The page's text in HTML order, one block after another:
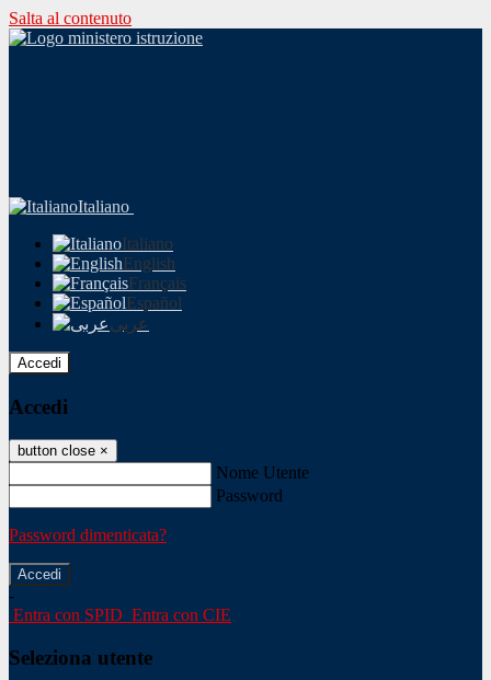
Salta al contenuto
Italiano
Italiano
English
Français
Español
عربى
Accedi
Accedi
button close ×
Nome Utente
Password
Password dimenticata?
-
Entra con SPID Entra con CIE
Seleziona utente